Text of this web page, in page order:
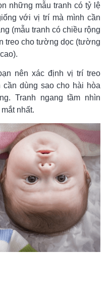
những mẫu tranh có tỷ lệ
với vị trí mà mình cần
(mẫu tranh có chiều rộng
treo cho tường dọc (tường
nên xác định vị trí treo
dùng sao cho hài hòa
Tranh ngang tầm nhìn
nhất.